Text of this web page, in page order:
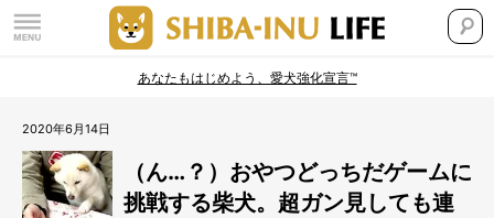
あなたもはじめよう、愛犬強化宣言™
2020年6月14日
（ん…？）おやつどっちだゲームに
挑戦する柴犬。超ガン見しても連